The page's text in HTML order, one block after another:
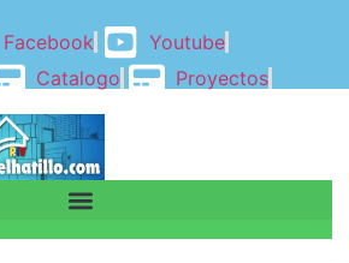
Facebook
Youtube
Catalogo
Proyectos
BLOG